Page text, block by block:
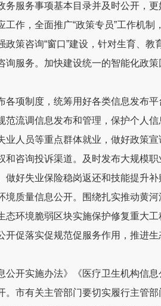
服务事项基本目录并及时公开，更
工作，全面推广“政策专员”工作机制
政策咨询“窗口”建设，针对生育、教
服务。加快建设统一的智能化政策
各项制度，统筹用好各类信息发布
流调信息发布和管理，保护个人信
业人员等重点群体就业，做好政策
和咨询投诉渠道。
及时发布大规模
做好失业保险稳岗返还和技能提升
境质量信息公开。围绕扎实推动黄
态环境脆弱区块实施保护修复重大
促落实促规范促服务作用，推进
公开实施办法》《医疗卫生机构信
市有关主管部门要切实履行主管